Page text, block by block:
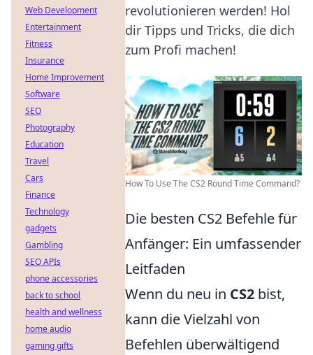
revolutionieren werden! Hol
dir Tipps und Tricks, die dich
zum Profi machen!
How To Use The CS2 Round Time Command?
Die besten CS2 Befehle für
Anfänger: Ein umfassender
Leitfaden
Wenn du neu in CS2 bist,
kann die Vielzahl von
Befehlen überwältigend
Web Development
Entertainment
Fitness
Insurance
Home Improvement
Software
SEO
Photography
Education
Travel
Cars
Finance
Technology
gadgets
Gambling
SEO APIs
phone accessories
back to school
health and wellness
home audio
gaming gifts